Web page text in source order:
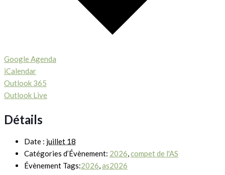
Google Agenda
iCalendar
Outlook 365
Outlook Live
Détails
Date : juillet 18
Catégories d’Évènement: 2026,compet de l'AS
Évènement Tags:2026,as2026